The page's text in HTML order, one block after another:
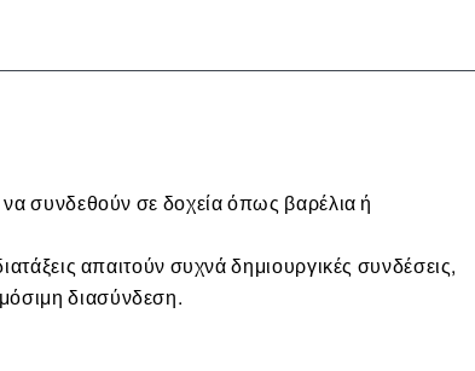
να συνδεθούν σε δοχεία όπως βαρέλια ή
απαιτούν συχνά δημιουργικές συνδέσεις,
διασύνδεση.